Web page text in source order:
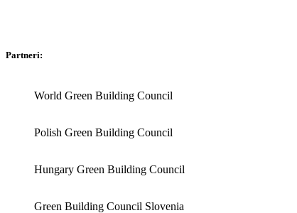
Partneri:
World Green Building Council
Polish Green Building Council
Hungary Green Building Council
Green Building Council Slovenia